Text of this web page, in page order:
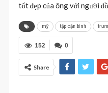
tốt đẹp của ông với người
mỹ tập cận bình
0
152
Share